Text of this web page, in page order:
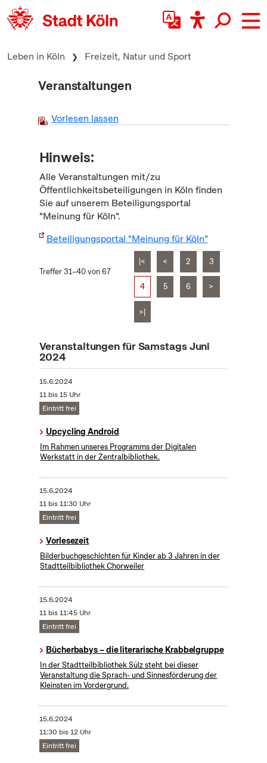
zum Inhalt springen
Leben in Köln Freizeit, Natur und Sport
Veranstaltungen
Vorlesen lassen
Hinweis:
Alle Veranstaltungen mit/zu
Öffentlichkeitsbeteiligungen in Köln finden
Sie auf unserem Beteiligungsportal
"Meinung für Köln".
Beteiligungsportal "Meinung für Köln"
Treffer 31–40 von 67
|< < 2 3
4 5 6 >
>|
Veranstaltungen für Samstags Juni
2024
15.6.2024
11 bis 15 Uhr
Eintritt frei
Upcycling Android
Im Rahmen unseres Programms der Digitalen
Werkstatt in der Zentralbibliothek.
15.6.2024
11 bis 11:30 Uhr
Eintritt frei
Vorlesezeit
Bilderbuchgeschichten für Kinder ab 3 Jahren in der
Stadtteilbibliothek Chorweiler
15.6.2024
11 bis 11:45 Uhr
Eintritt frei
Bücherbabys – die literarische Krabbelgruppe
In der Stadtteilbibliothek Sülz steht bei dieser
Veranstaltung die Sprach- und Sinnesförderung der
Kleinsten im Vordergrund.
15.6.2024
11:30 bis 12 Uhr
Eintritt frei